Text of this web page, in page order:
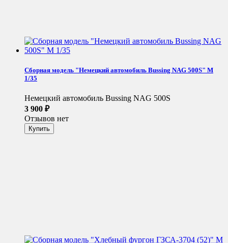
Сборная модель "Немецкий автомобиль Bussing NAG 500S" М
1/35
Немецкий автомобиль Bussing NAG 500S
3 900 ₽
Отзывов нет